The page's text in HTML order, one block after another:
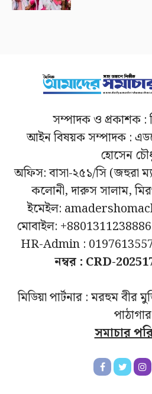
সম্পাদক ও প্রকাশক :
আইন বিষয়ক সম্পাদক :
হোসেন
অফিস: বাসা-২৫১/সি (জহুরা
কলোনী, দারুস সালাম,
ইমেইল:
মোবাইল:
HR-Admin :
নম্বর : CRD-
মিডিয়া পার্টনার : মরহুম বীর
পাঠাগার
সমাচার